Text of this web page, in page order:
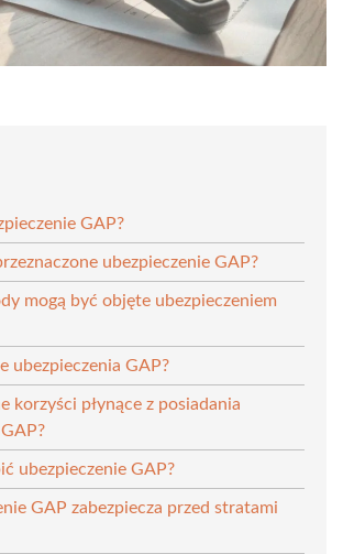
GAP?
ubezpieczenie GAP?
mogą być objęte ubezpieczeniem
ubezpieczenia GAP?
korzyści płynące z posiadania
ubezpieczenie GAP?
GAP zabezpiecza przed stratami